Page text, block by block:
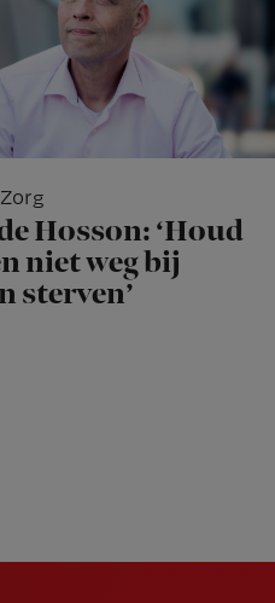
Hosson: ‘Houd
niet weg bij
sterven’